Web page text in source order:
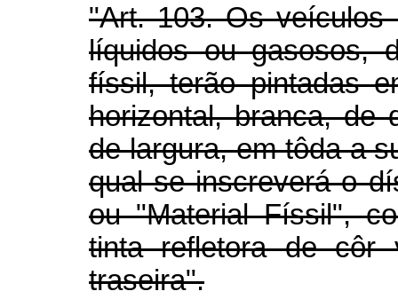
"Art. 103. Os veículos
líquidos ou gasosos,
físsil, terão pintadas
horizontal, branca, de
de largura, em tôda a
qual se inscreverá o
ou "Material Físsil",
tinta refletora de côr
traseira".